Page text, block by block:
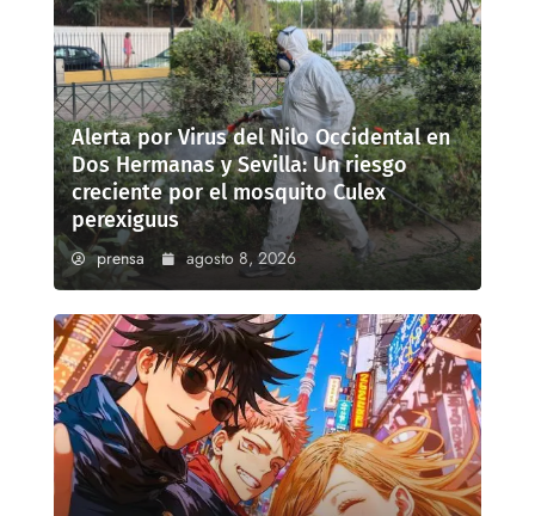
Alerta por Virus del Nilo Occidental en
Dos Hermanas y Sevilla: Un riesgo
creciente por el mosquito Culex
perexiguus
prensa agosto 8, 2026